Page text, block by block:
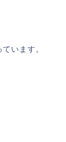
います。